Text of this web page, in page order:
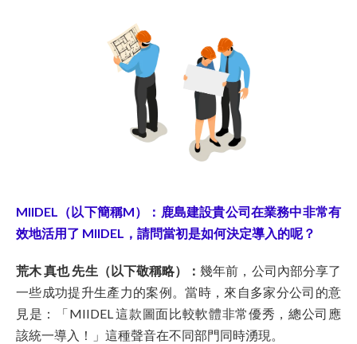
MIIDEL（以下簡稱M）：鹿島建設貴公司在業務中非常有
效地活用了 MIIDEL，請問當初是如何決定導入的呢？
荒木 真也 先生（以下敬稱略）：幾年前，公司內部分享了
一些成功提升生產力的案例。當時，來自多家分公司的意
見是：「MIIDEL 這款圖面比較軟體非常優秀，總公司應
該統一導入！」這種聲音在不同部門同時湧現。